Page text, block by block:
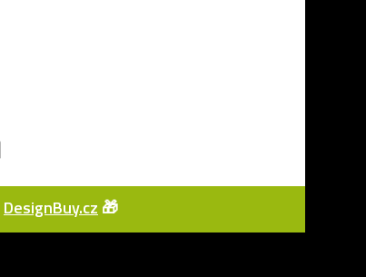
DesignBuy.cz 🎁